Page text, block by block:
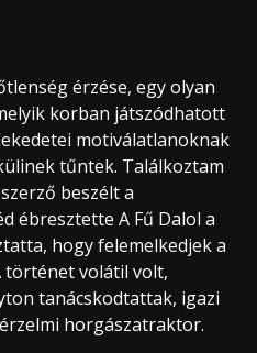
érzése, egy olyan
korban játszódhatott
motiválatlanoknak
tűntek. Találkoztam
beszélt a
ébresztette A Fű Dalol a
hogy felemelkedjek a
történet volátil volt,
tanácskodtattak, igazi
horgászatraktor.